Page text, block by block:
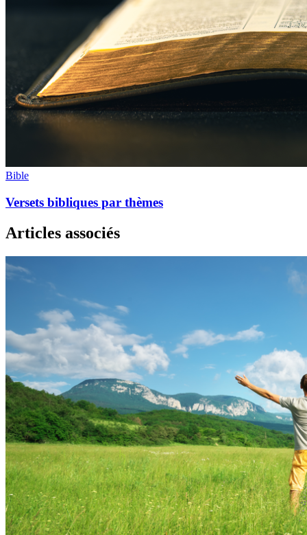
Bible
Versets bibliques par thèmes
Articles associés